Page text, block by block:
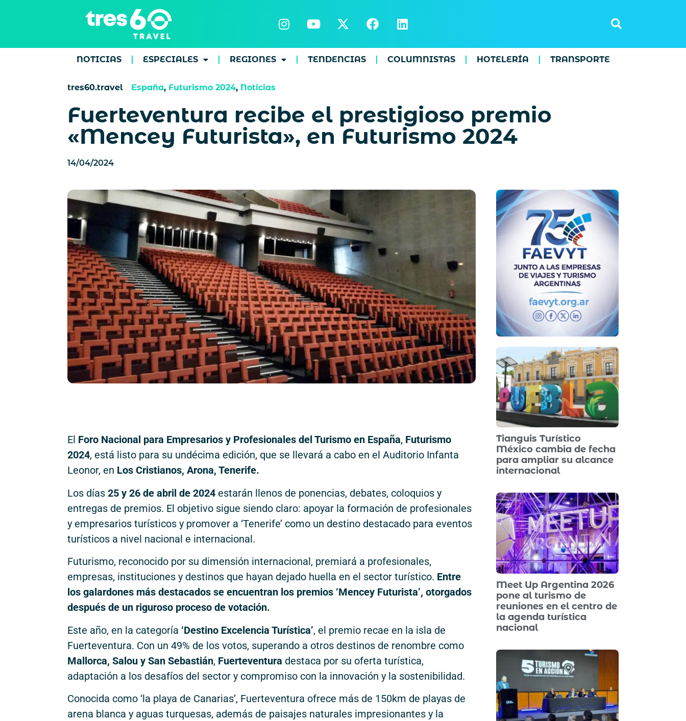
NOTICIAS ESPECIALES REGIONES TENDENCIAS COLUMNISTAS HOTELERÍA TRANSPORTE
tres60.travel España, Futurismo 2024, Noticias
Fuerteventura recibe el prestigioso premio
«Mencey Futurista», en Futurismo 2024
14/04/2024
El Foro Nacional para Empresarios y Profesionales del Turismo en España, Futurismo
2024, está listo para su undécima edición, que se llevará a cabo en el Auditorio Infanta
Leonor, en Los Cristianos, Arona, Tenerife.
Los días 25 y 26 de abril de 2024 estarán llenos de ponencias, debates, coloquios y
entregas de premios. El objetivo sigue siendo claro: apoyar la formación de profesionales
y empresarios turísticos y promover a ‘Tenerife’ como un destino destacado para eventos
turísticos a nivel nacional e internacional.
Futurismo, reconocido por su dimensión internacional, premiará a profesionales,
empresas, instituciones y destinos que hayan dejado huella en el sector turístico. Entre
los galardones más destacados se encuentran los premios ‘Mencey Futurista’, otorgados
después de un riguroso proceso de votación.
Este año, en la categoría ‘Destino Excelencia Turística’, el premio recae en la isla de
Fuerteventura. Con un 49% de los votos, superando a otros destinos de renombre como
Mallorca, Salou y San Sebastián, Fuerteventura destaca por su oferta turística,
adaptación a los desafíos del sector y compromiso con la innovación y la sostenibilidad.
Conocida como ‘la playa de Canarias’, Fuerteventura ofrece más de 150km de playas de
arena blanca y aguas turquesas, además de paisajes naturales impresionantes y la
Tianguis Turístico
México cambia de fecha
para ampliar su alcance
internacional
Meet Up Argentina 2026
pone al turismo de
reuniones en el centro de
la agenda turística
nacional